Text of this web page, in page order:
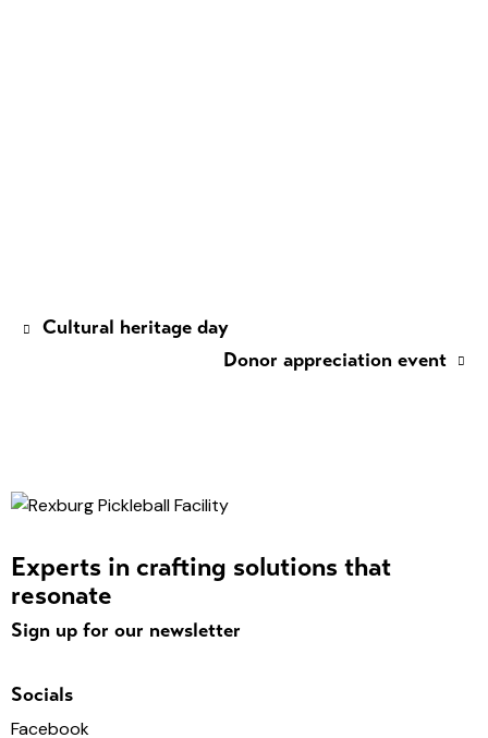
Cultural heritage day
Donor appreciation event
Experts in crafting solutions that
resonate
Sign up for our newsletter
Socials
Facebook